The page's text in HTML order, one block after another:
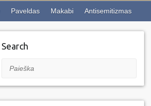
Paveldas Makabi Antisemitizmas
Search
Paieška